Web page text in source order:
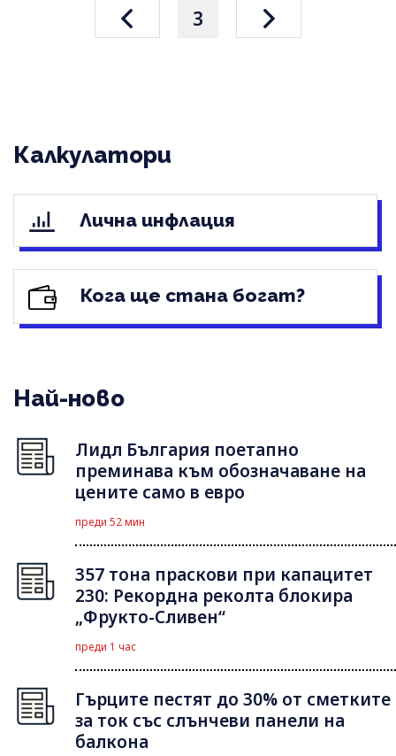
3
Калкулатори
Лична инфлация
Кога ще стана богат?
Най-ново
Лидл България поетапно
преминава към обозначаване на
цените само в евро
преди 52 мин
357 тона праскови при капацитет
230: Рекордна реколта блокира
„Фрукто-Сливен“
преди 1 час
Гърците пестят до 30% от сметките
за ток със слънчеви панели на
балкона